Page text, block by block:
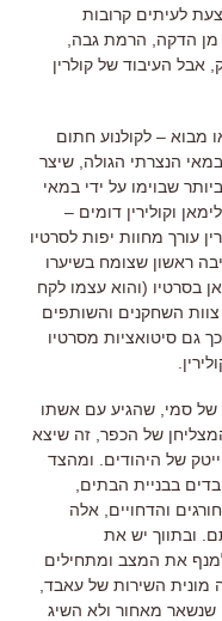
לעיתים קרובות
הדקה הרמת גבה
אבל העיבוד של קולרין
מבוא – לקולנוע חתום
הנצרתי הגולה שיצר
שבוימו על ידי במאי
וקולירין דומים –
עורך מחוות יפות לסרטיו
ראשון שצומח בשיערו
בסרטיו (והוא עצמו לקח
השחקנים והשותפים
גם סיטואציות מסרטיו
של סמי שהגיע עם אשתו
של הכפר זה שיצא
של היהודים
ומהצד
בבניית הבתים
והדחויים
אלה
ובתווך יש את
את המצב ומתחילים
מונית השירות של עאבד
שנשאר מאחור ולא השיג